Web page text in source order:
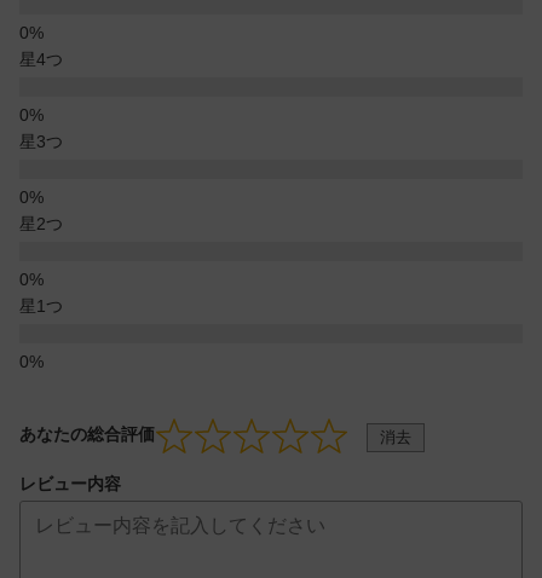
星4つ
星3つ
星2つ
星1つ
あなたの総合評価 消去
レビュー内容